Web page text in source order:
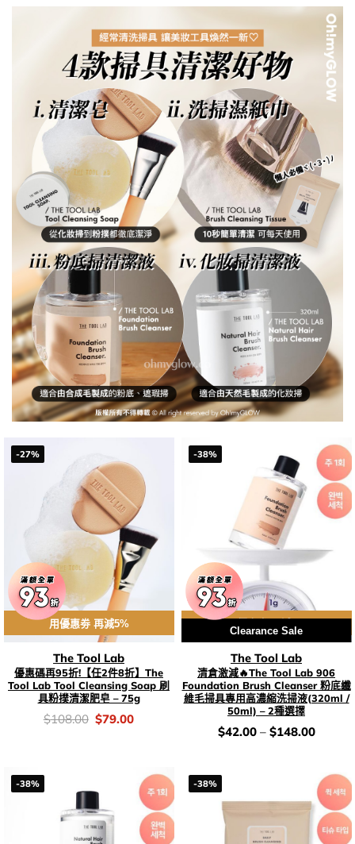
-27%
用優惠劵 再減5%
The Tool Lab
優惠碼再95折!【任2件8折】The
Tool Lab Tool Cleansing Soap 刷
具粉撲清潔肥皂 – 75g
價
錢：
$108.00 Original
price
$79.00Current
-38%
用優惠劵 再減5%
Clearance Sale
The Tool Lab
清倉激減🔥The Tool Lab 906
Foundation Brush Cleanser 粉底纖
維毛掃具專用高濃縮洗掃液(320ml /
50ml) – 2種選擇
價
錢：
$42.00– $148.00
-38% -38%